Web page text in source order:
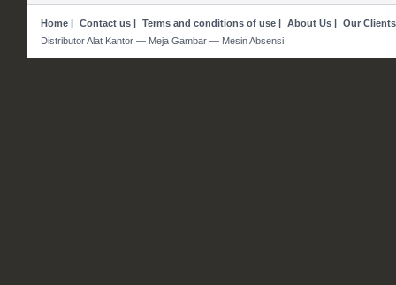
Home| Contact us| Terms and conditions of use| About Us| Our Clients
Distributor Alat Kantor — Meja Gambar — Mesin Absensi